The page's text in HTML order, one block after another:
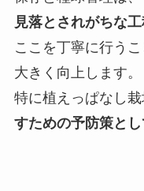
見落とされがちな
ここを丁寧に行う
大きく向上します。
特に植えっぱなし栽
すための予防策と